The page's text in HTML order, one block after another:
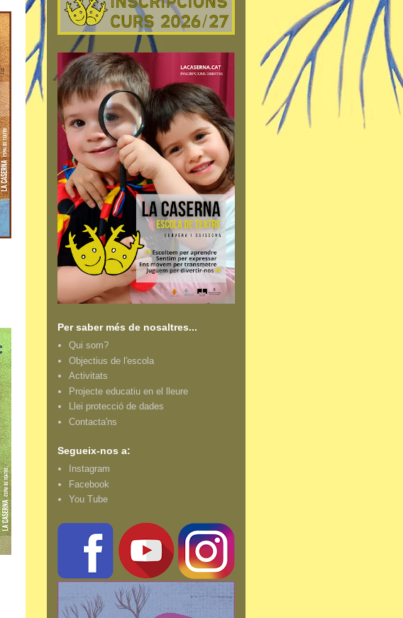
Per saber més de nosaltres...
Qui som?
Objectius de l'escola
Activitats
Projecte educatiu en el lleure
Llei protecció de dades
Contacta'ns
Segueix-nos a:
Instagram
Facebook
You Tube